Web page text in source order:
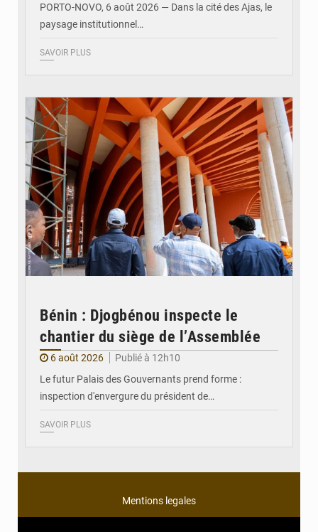
PORTO-NOVO, 6 août 2026 — Dans la cité des Ajas, le
paysage institutionnel…
SAVOIR PLUS
Bénin : Djogbénou inspecte le
chantier du siège de l’Assemblée
6 août 2026
Publié à 12h10
Le futur Palais des Gouvernants prend forme :
inspection d'envergure du président de…
SAVOIR PLUS
Mentions legales